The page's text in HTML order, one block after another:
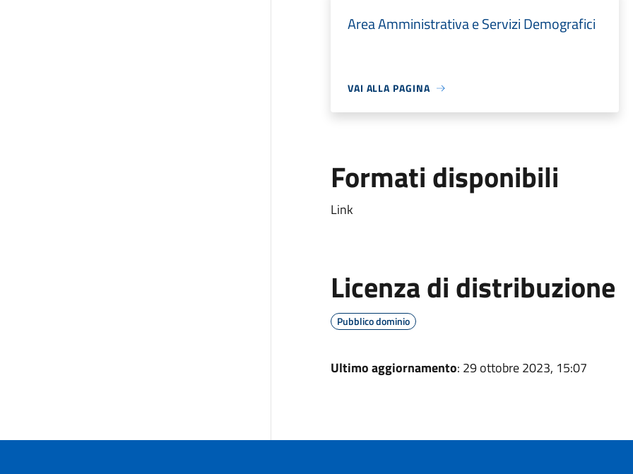
Area Amministrativa e Servizi Demografici
VAI ALLA PAGINA
Formati disponibili
Link
Licenza di distribuzione
Pubblico dominio
Ultimo aggiornamento: 29 ottobre 2023, 15:07